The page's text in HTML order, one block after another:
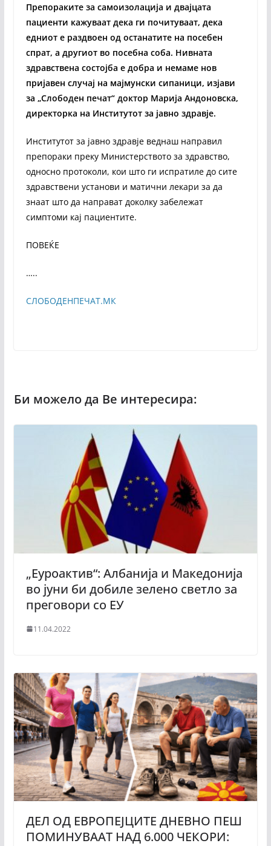
Препораките за самоизолација и двајцата
пациенти кажуваат дека ги почитуваат, дека
едниот е раздвоен од останатите на посебен
спрат, а другиот во посебна соба. Нивната
здравствена состојба е добра и немаме нов
пријавен случај на мајмунски сипаници, изјави
за „Слободен печат“ доктор Марија Андоновска,
директорка на Институтот за јавно здравје.
Институтот за јавно здравје веднаш направил
препораки преку Министерството за здравство,
односно протоколи, кои што ги испратиле до сите
здравствени установи и матични лекари за да
знаат што да направат доколку забележат
симптоми кај пациентите.
ПОВЕЌЕ
…..
СЛОБОДЕНПЕЧАТ.МК
„Еуроактив“: Албанија и Македонија
во јуни би добиле зелено светло за
преговори со ЕУ
11.04.2022
ДЕЛ ОД ЕВРОПЕЈЦИТЕ ДНЕВНО ПЕШ
ПОМИНУВААТ НАД 6.000 ЧЕКОРИ: